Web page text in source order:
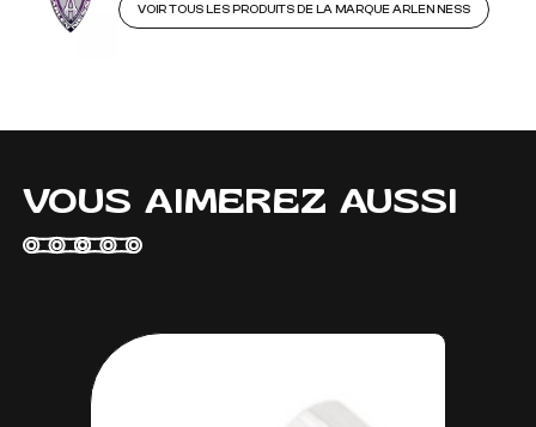
VOIR TOUS LES PRODUITS DE LA MARQUE ARLEN NESS
VOUS AIMEREZ AUSSI